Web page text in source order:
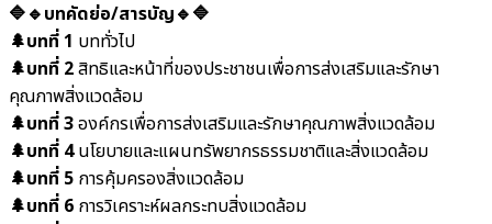
🔷🔹บทคัดย่อ/สารบัญ🔹🔷
🌲บทที่ 1 บททั่วไป
🌲บทที่ 2สิทธิและหน้าที่ของประชาชนเพื่อการส่งเสริมและรักษา
คุณภาพสิ่งแวดล้อม
🌲บทที่ 3องค์กรเพื่อการส่งเสริมและรักษาคุณภาพสิ่งแวดล้อม
🌲บทที่ 4นโยบายและแผนทรัพยากรธรรมชาติและสิ่งแวดล้อม
🌲บทที่ 5 การคุ้มครองสิ่งแวดล้อม
🌲บทที่ 6 การวิเคราะห์ผลกระทบสิ่งแวดล้อม